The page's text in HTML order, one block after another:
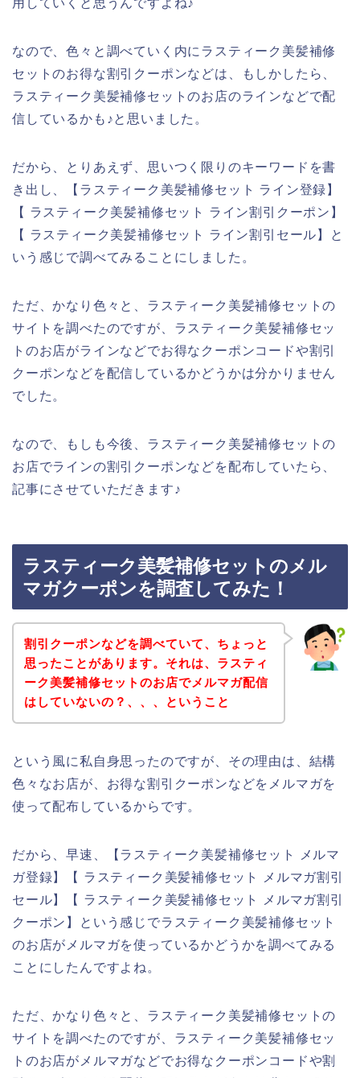
なので、色々と調べていく内にラスティーク美髪補修
セットのお得な割引クーポンなどは、もしかしたら、
ラスティーク美髪補修セットのお店のラインなどで配
信しているかも♪と思いました。
だから、とりあえず、思いつく限りのキーワードを書
き出し、【ラスティーク美髪補修セット ライン登録】
【 ラスティーク美髪補修セット ライン割引クーポン】
【 ラスティーク美髪補修セット ライン割引セール】と
いう感じで調べてみることにしました。
ただ、かなり色々と、ラスティーク美髪補修セットの
サイトを調べたのですが、ラスティーク美髪補修セッ
トのお店がラインなどでお得なクーポンコードや割引
クーポンなどを配信しているかどうかは分かりません
でした。
なので、もしも今後、ラスティーク美髪補修セットの
お店でラインの割引クーポンなどを配布していたら、
記事にさせていただきます♪
ラスティーク美髪補修セットのメル
マガクーポンを調査してみた！
割引クーポンなどを調べていて、ちょっと
思ったことがあります。それは、ラスティ
ーク美髪補修セットのお店でメルマガ配信
はしていないの？、、、ということ
という風に私自身思ったのですが、その理由は、結構
色々なお店が、お得な割引クーポンなどをメルマガを
使って配布しているからです。
だから、早速、【ラスティーク美髪補修セット メルマ
ガ登録】【 ラスティーク美髪補修セット メルマガ割引
セール】【 ラスティーク美髪補修セット メルマガ割引
クーポン】という感じでラスティーク美髪補修セット
のお店がメルマガを使っているかどうかを調べてみる
ことにしたんですよね。
ただ、かなり色々と、ラスティーク美髪補修セットの
サイトを調べたのですが、ラスティーク美髪補修セッ
トのお店がメルマガなどでお得なクーポンコードや割